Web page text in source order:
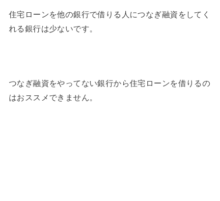
住宅ローンを他の銀行で借りる人につなぎ融資をしてく
れる銀行は少ないです。
つなぎ融資をやってない銀行から住宅ローンを借りるの
はおススメできません。